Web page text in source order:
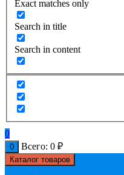
Exact matches only
Search in title
Search in content
0
0 Всего: 0 ₽
Каталог товаров